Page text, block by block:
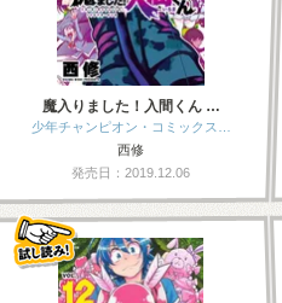
魔入りました！入間くん …
少年チャンピオン・コミックス…
西修
発売日：2019.12.06